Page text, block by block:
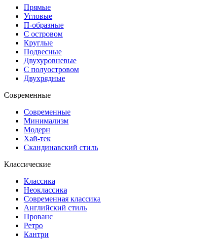
Прямые
Угловые
П-образные
С островом
Круглые
Подвесные
Двухуровневые
С полуостровом
Двухрядные
Современные
Современные
Минимализм
Модерн
Хай-тек
Скандинавский стиль
Классические
Классика
Неоклассика
Современная классика
Английский стиль
Прованс
Ретро
Кантри